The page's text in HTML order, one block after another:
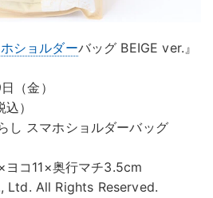
ショルダーバッグ BEIGE ver.』
（金）
）
し スマホショルダーバッグ
ヨコ11×奥行マチ3.5cm
Ltd. All Rights Reserved.